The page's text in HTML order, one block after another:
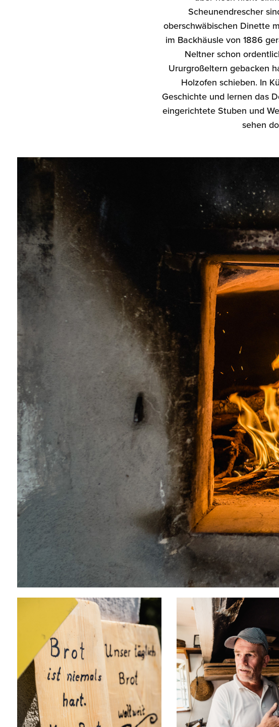
Scheunendrescher
oberschwäbischen Dinette
im Backhäusle von 1886
Neltner schon
Ururgroßeltern gebacken
Holzofen schieben. In
Geschichte und lernen das
eingerichtete Stuben und
sehen